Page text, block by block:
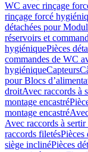
WC avec rinçage
rinçage forcé
détachées pour
réservoirs et
hygiéniquePièces
commandes de WC
hygiéniqueCapteurs
pour Blocs
droitAvec raccords à
montage encastré
montage encastré
Avec raccords à
raccords filetésPièces
siège inclinéPièces